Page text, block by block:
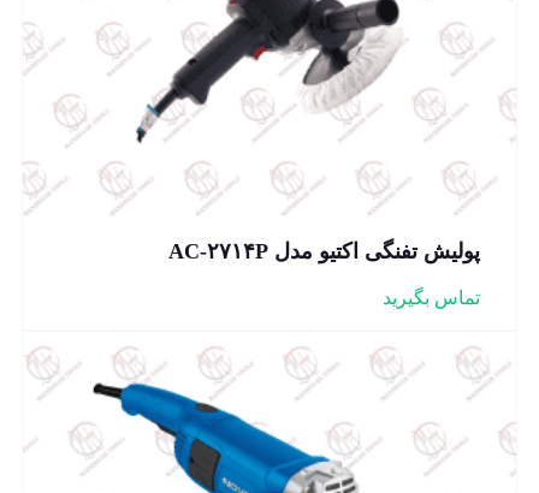
پولیش تفنگی اکتیو مدل AC-۲۷۱۴P
تماس بگیرید